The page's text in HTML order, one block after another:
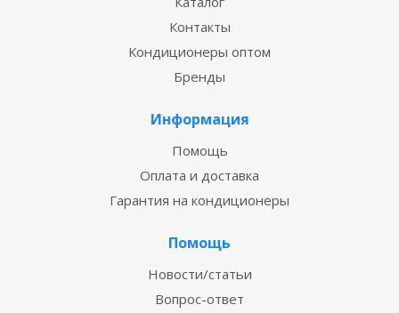
Контакты
Кондиционеры оптом
Бренды
Информация
Помощь
Оплата и доставка
Гарантия на кондиционеры
Помощь
Новости/статьи
Вопрос-ответ